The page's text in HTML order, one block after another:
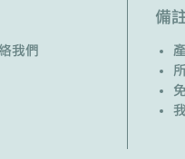
我們
備